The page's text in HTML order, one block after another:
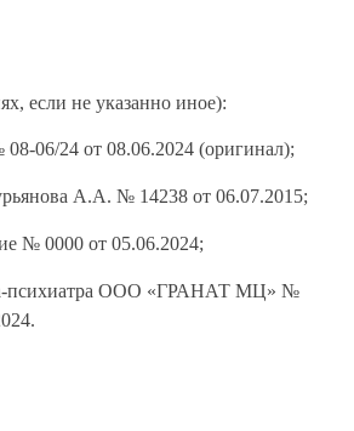
если не указанно иное):
06/24 от 08.06.2024 (оригинал);
А.А. № 14238 от 06.07.2015;
№ 0000 от 05.06.2024;
психиатра ООО «ГРАНАТ МЦ» №